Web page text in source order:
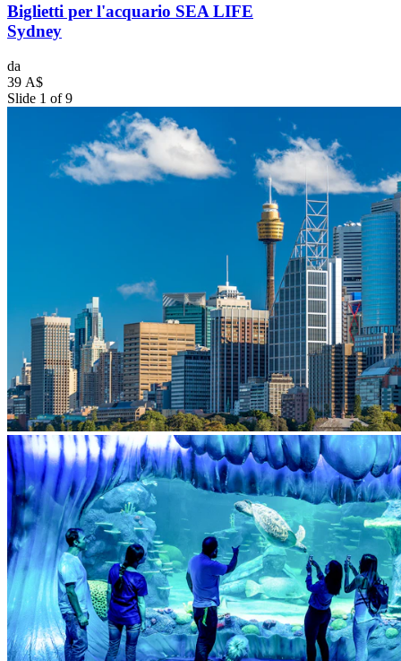
Biglietti per l'acquario SEA LIFE
Sydney
da
39 A$
Slide 1 of 9